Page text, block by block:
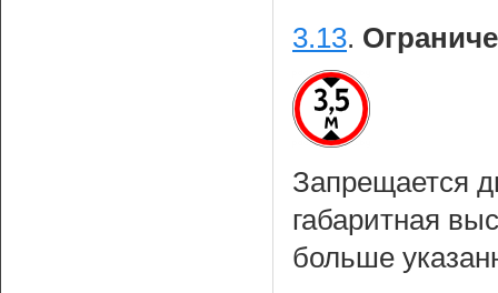
3.13.
Запрещается
габаритная
больше